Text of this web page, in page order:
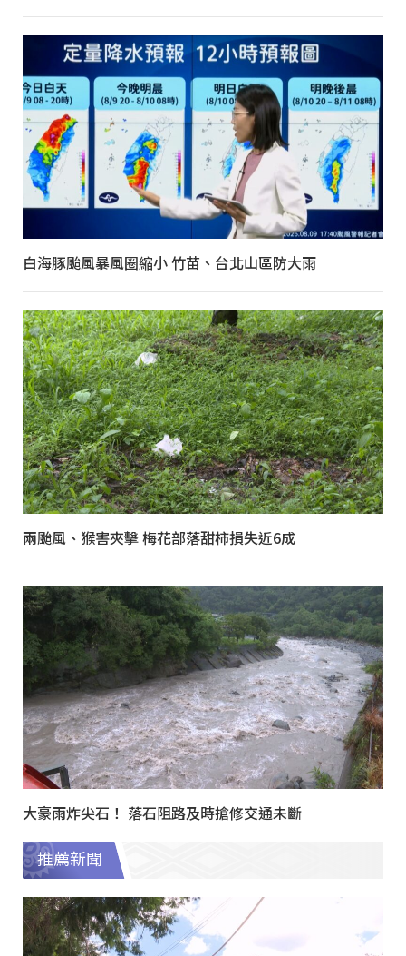
白海豚颱風暴風圈縮小 竹苗、台北山區防大雨
兩颱風、猴害夾擊 梅花部落甜柿損失近6成
大豪雨炸尖石！ 落石阻路及時搶修交通未斷
推薦新聞